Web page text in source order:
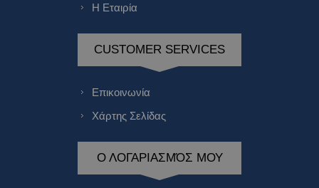
Η Εταιρία
CUSTOMER SERVICES
Επικοινωνία
Χάρτης Σελίδας
Ο ΛΟΓΑΡΙΑΣΜΌΣ ΜΟΥ